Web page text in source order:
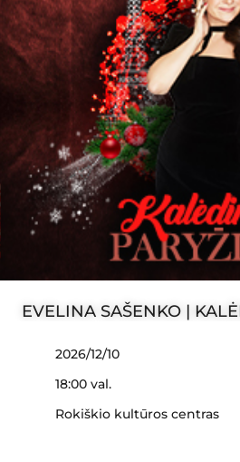
EVELINA SAŠENKO |
2026/12/10
18:00 val.
Rokiškio kultūros centras